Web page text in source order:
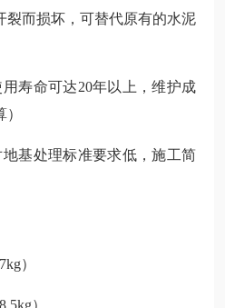
裂而损坏，可替代原有的水泥
寿命可达20年以上，维护成
基处理标准要求低，施工简
）
）